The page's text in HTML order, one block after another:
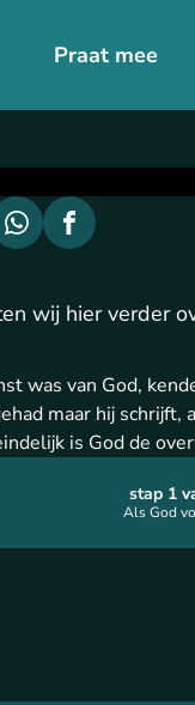
Praat mee
Als God
stap 1
wij hier verder
was van God,
maar hij schrijft,
is God de